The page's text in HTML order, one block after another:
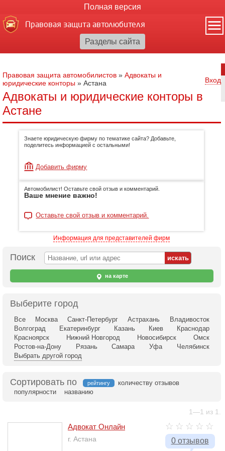
Полная версия
Правовая защита автолюбителя
Правовая защита автомобилистов » Адвокаты и
юридические конторы » Астана Вход
Адвокаты и юридические конторы в
Астане
Знаете юридическую фирму по тематике сайта? Добавьте,
поделитесь информацией с остальными!
Добавить фирму
Автомобилист! Оставьте свой отзыв и комментарий.
Ваше мнение важно!
Оставьте свой отзыв и комментарий.
Информация для представителей фирм
Поиск
на карте
Выберите город
Все Москва Санкт-Петербург Астрахань
Владивосток
Волгоград
Екатеринбург Казань Киев
Краснодар
Красноярск
Нижний Новгород Новосибирск
Омск
Ростов-на-Дону
Рязань Самара Уфа
Челябинск
Выбрать другой город
Сортировать по рейтингу
количеству отзывов
популярности
названию
1—1 из 1.
0 отзывов
Адвокат Онлайн
г. Астана